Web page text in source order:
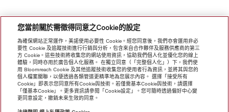
您當前關於需徵得同意之Cookie的設定
為確保網站正常運作，美諾使用必要性 Cookie。經您同意後，我們亦會運用非必
要性 Cookie 及追蹤技術進行行銷與分析，包含來自合作夥伴及服務供應商的第三
方 Cookie。這些技術將收集您的網站使用資訊，協助我們個人化並優化您的線上
體驗，同時亦用於廣告個人化服務。 在獨立同意（「完整個人化」）下，我們使
用 Bloomreach Cookie 及其他追蹤技術收集您的使用者行為資訊，並將其與您的
個人檔案關聯，以便透過各類管道更精準地為您展示內容。 選擇「接受所有
Cookie」即表示您同意所有Cookie與技術。若僅需基本Cookie與技術，請選擇
「僅基本Cookie」。更多資訊請參閱「Cookie設定」。您可隨時透過偏好中心變
更同意設定，撤銷未來生效的同意。